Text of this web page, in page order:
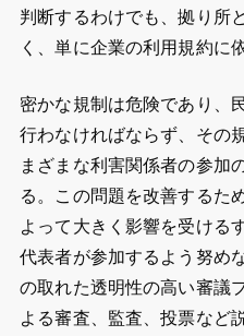
判断するわけでも、拠り所
く、単に企業の利用規約に
密かな規制は危険であり、
行わなければならず、その
まざまな利害関係者の参加
る。この問題を改善するた
よって大きく影響を受ける
代表者が参加するよう努め
の取れた透明性の高い審議
よる審査、監査、投票など